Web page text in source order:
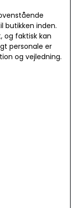
butikken inden.
og faktisk kan
personale er
og vejledning.